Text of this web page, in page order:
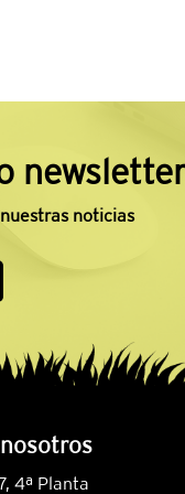
noticias
4ª Planta